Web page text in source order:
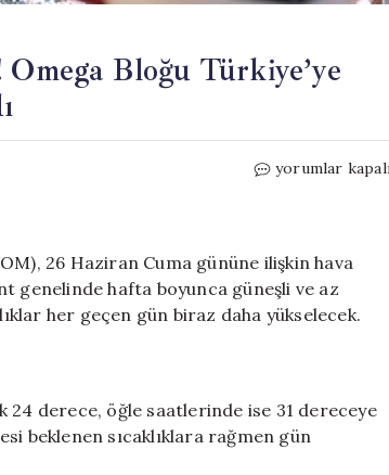
Omega Bloğu Türkiye’ye
İstanbul’da
Omega
Bloğu
Türkiye’ye
yaklaşıyor!
verip
uyardı
yorumlar
26 Haziran Cuma gününe ilişkin hava
genelinde hafta boyunca güneşli ve az
her geçen gün biraz daha yükselecek.
24 derece, öğle saatlerinde ise 31 dereceye
beklenen sıcaklıklara rağmen gün